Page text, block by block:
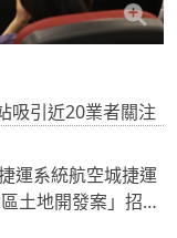
吸引近20業者關注
運系統航空城捷運
土地開發案」招商